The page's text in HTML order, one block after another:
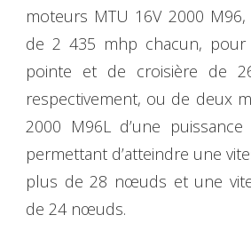
moteurs MTU 16V 2000 M96,
de 2 435 mhp chacun, pour
pointe et de croisière de
respectivement, ou de deux
2000 M96L d’une
permettant d’atteindre une
plus de 28 nœuds et une
de 24 nœuds.